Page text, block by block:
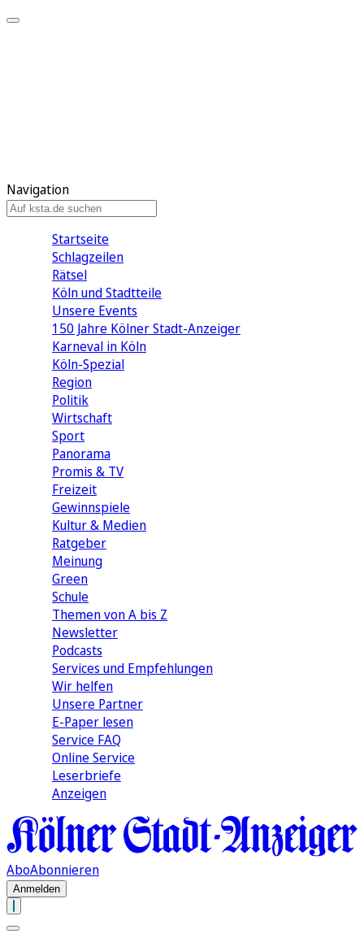
Navigation
Startseite
Schlagzeilen
Rätsel
Köln und Stadtteile
Unsere Events
150 Jahre Kölner Stadt-Anzeiger
Karneval in Köln
Köln-Spezial
Region
Politik
Wirtschaft
Sport
Panorama
Promis & TV
Freizeit
Gewinnspiele
Kultur & Medien
Ratgeber
Meinung
Green
Schule
Themen von A bis Z
Newsletter
Podcasts
Services und Empfehlungen
Wir helfen
Unsere Partner
E-Paper lesen
Service FAQ
Online Service
Leserbriefe
Anzeigen
AboAbonnieren
Anmelden